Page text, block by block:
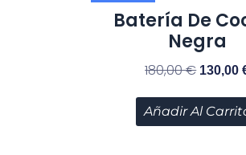
Batería De
Negra
180,00€ 130,00
Añadir Al